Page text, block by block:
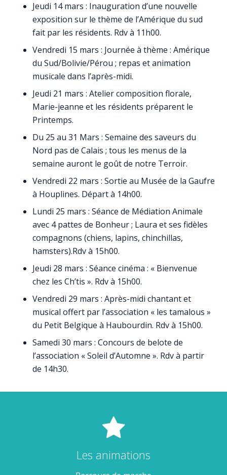
Jeudi 14 mars : Inauguration d’une nouvelle
exposition sur le thème de l’Amérique du sud
fait par les résidents. Rdv à 11h00.
Vendredi 15 mars : Journée à thème : Amérique
du Sud/Bolivie/Pérou ; repas et animation
musicale dans l’après-midi.
Jeudi 21 mars : Atelier composition florale,
Marie-jeanne et les résidents préparent le
Printemps.
Du 25 au 31 Mars : Semaine des saveurs du
Nord pas de Calais ; tous les menus de la
semaine auront le goût de notre Terroir.
Vendredi 22 mars : Sortie au Musée de la Gaufre
à Houplines. Départ à 14h00.
Lundi 25 mars : Séance de Médiation Animale
avec 4 pattes de Bonheur ; Laura et ses fidèles
compagnons (chiens, lapins, chinchillas,
hamsters).Rdv à 15h00.
Jeudi 28 mars : Séance cinéma : « Bienvenue
chez les Ch’tis ». Rdv à 15h00.
Vendredi 29 mars : Après-midi chantant et
musical offert par l’association « les tamalous »
du Petit Belgique à Haubourdin. Rdv à 15h00.
Samedi 30 mars : Concours de belote de
l’association « Soleil d’Automne ». Rdv à partir
de 14h30.
Les animations